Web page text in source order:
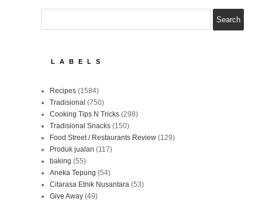
LABELS
Recipes (1584)
Tradisional (750)
Cooking Tips N Tricks (298)
Tradisional Snacks (150)
Food Street / Restaurants Review (129)
Produk jualan (117)
baking (55)
Aneka Tepung (54)
Citarasa Etnik Nusantara (53)
Give Away (49)